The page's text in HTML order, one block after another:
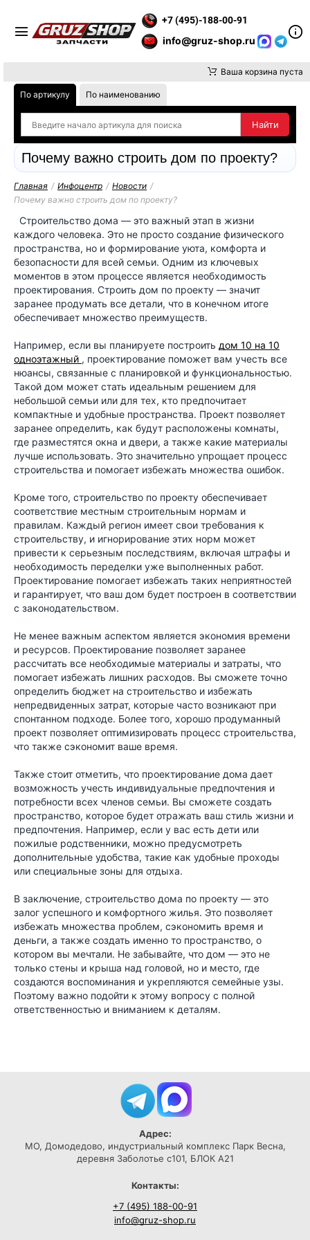
+7 (495)-188-00-91
info@gruz-shop.ru
Ваша корзина пуста
По артикулу По наименованию
Почему важно строить дом по проекту?
Главная / Инфоцентр / Новости /
Почему важно строить дом по проекту?
Строительство дома — это важный этап в жизни
каждого человека. Это не просто создание физического
пространства, но и формирование уюта, комфорта и
безопасности для всей семьи. Одним из ключевых
моментов в этом процессе является необходимость
проектирования. Строить дом по проекту — значит
заранее продумать все детали, что в конечном итоге
обеспечивает множество преимуществ.
Например, если вы планируете построить дом 10 на 10
одноэтажный , проектирование поможет вам учесть все
нюансы, связанные с планировкой и функциональностью.
Такой дом может стать идеальным решением для
небольшой семьи или для тех, кто предпочитает
компактные и удобные пространства. Проект позволяет
заранее определить, как будут расположены комнаты,
где разместятся окна и двери, а также какие материалы
лучше использовать. Это значительно упрощает процесс
строительства и помогает избежать множества ошибок.
Кроме того, строительство по проекту обеспечивает
соответствие местным строительным нормам и
правилам. Каждый регион имеет свои требования к
строительству, и игнорирование этих норм может
привести к серьезным последствиям, включая штрафы и
необходимость переделки уже выполненных работ.
Проектирование помогает избежать таких неприятностей
и гарантирует, что ваш дом будет построен в соответствии
с законодательством.
Не менее важным аспектом является экономия времени
и ресурсов. Проектирование позволяет заранее
рассчитать все необходимые материалы и затраты, что
помогает избежать лишних расходов. Вы сможете точно
определить бюджет на строительство и избежать
непредвиденных затрат, которые часто возникают при
спонтанном подходе. Более того, хорошо продуманный
проект позволяет оптимизировать процесс строительства,
что также сэкономит ваше время.
Также стоит отметить, что проектирование дома дает
возможность учесть индивидуальные предпочтения и
потребности всех членов семьи. Вы сможете создать
пространство, которое будет отражать ваш стиль жизни и
предпочтения. Например, если у вас есть дети или
пожилые родственники, можно предусмотреть
дополнительные удобства, такие как удобные проходы
или специальные зоны для отдыха.
В заключение, строительство дома по проекту — это
залог успешного и комфортного жилья. Это позволяет
избежать множества проблем, сэкономить время и
деньги, а также создать именно то пространство, о
котором вы мечтали. Не забывайте, что дом — это не
только стены и крыша над головой, но и место, где
создаются воспоминания и укрепляются семейные узы.
Поэтому важно подойти к этому вопросу с полной
ответственностью и вниманием к деталям.
Адрес:
МО, Домодедово, индустриальный комплекс Парк Весна,
деревня Заболотье с101, БЛОК А21
Контакты:
+7 (495) 188-00-91
info@gruz-shop.ru